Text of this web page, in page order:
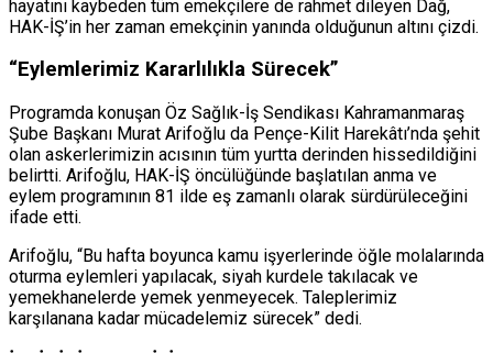
hayatını kaybeden tüm emekçilere de rahmet dileyen Dağ,
HAK-İŞ’in her zaman emekçinin yanında olduğunun altını çizdi.
“Eylemlerimiz Kararlılıkla Sürecek”
Programda konuşan Öz Sağlık-İş Sendikası Kahramanmaraş
Şube Başkanı Murat Arifoğlu da Pençe-Kilit Harekâtı’nda şehit
olan askerlerimizin acısının tüm yurtta derinden hissedildiğini
belirtti. Arifoğlu, HAK-İŞ öncülüğünde başlatılan anma ve
eylem programının 81 ilde eş zamanlı olarak sürdürüleceğini
ifade etti.
Arifoğlu, “Bu hafta boyunca kamu işyerlerinde öğle molalarında
oturma eylemleri yapılacak, siyah kurdele takılacak ve
yemekhanelerde yemek yenmeyecek. Taleplerimiz
karşılanana kadar mücadelemiz sürecek” dedi.